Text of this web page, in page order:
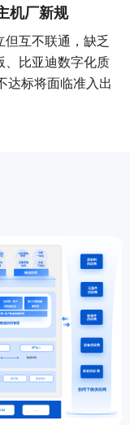
机厂新规
但互不联通，缺乏
、比亚迪数字化质
达标将面临准入出